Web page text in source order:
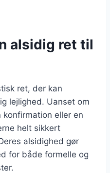
alsidig ret til
ret, der kan
lejlighed. Uanset om
eller en
helt sikkert
alsidighed gør
for både formelle og